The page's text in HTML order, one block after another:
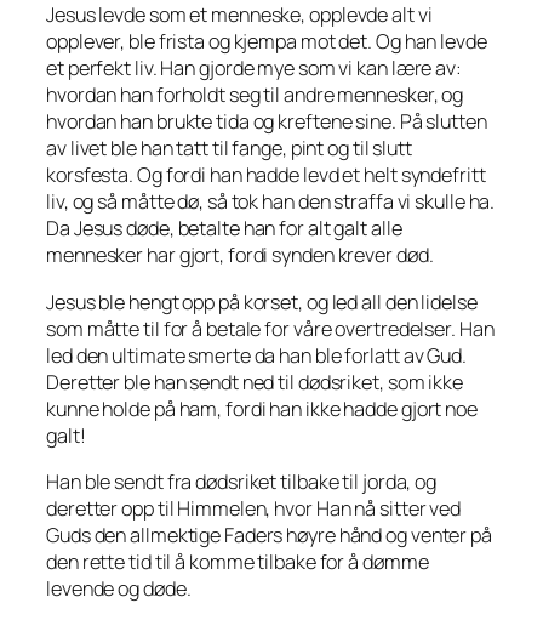
Jesus levde som et menneske, opplevde alt vi
opplever, ble frista og kjempa mot det. Og han levde
et perfekt liv. Han gjorde mye som vi kan lære av:
hvordan han forholdt seg til andre mennesker, og
hvordan han brukte tida og kreftene sine. På slutten
av livet ble han tatt til fange, pint og til slutt
korsfesta. Og fordi han hadde levd et helt syndefritt
liv, og så måtte dø, så tok han den straffa vi skulle ha.
Da Jesus døde, betalte han for alt galt alle
mennesker har gjort, fordi synden krever død.
Jesus ble hengt opp på korset, og led all den lidelse
som måtte til for å betale for våre overtredelser. Han
led den ultimate smerte da han ble forlatt av Gud.
Deretter ble han sendt ned til dødsriket, som ikke
kunne holde på ham, fordi han ikke hadde gjort noe
galt!
Han ble sendt fra dødsriket tilbake til jorda, og
deretter opp til Himmelen, hvor Han nå sitter ved
Guds den allmektige Faders høyre hånd og venter på
den rette tid til å komme tilbake for å dømme
levende og døde.